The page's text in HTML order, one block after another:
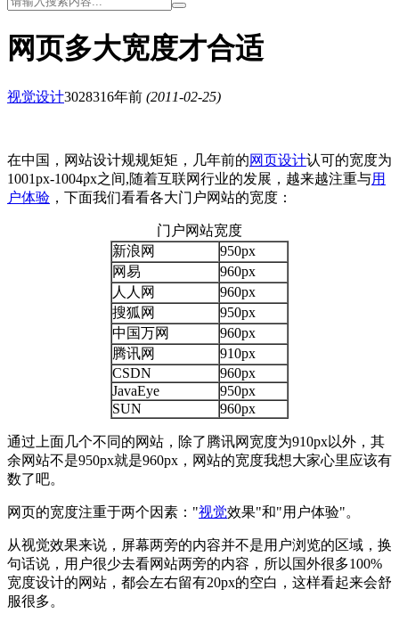
网页多大宽度才合适
视觉设计3028316年前 (2011-02-25)
在中国，网站设计规规矩矩，几年前的网页设计认可的宽度为
1001px-1004px之间,随着互联网行业的发展，越来越注重与用
户体验 ，下面我们看看各大门户网站的宽度：
门户网站宽度
新浪网
950px
网易
960px
人人网
960px
搜狐网
950px
中国万网
960px
腾讯网
910px
CSDN
960px
JavaEye
950px
SUN
960px
通过上面几个不同的网站，除了腾讯网宽度为910px以外，其
余网站不是950px就是960px，网站的宽度我想大家心里应该有
数了吧。
网页的宽度注重于两个因素："视觉效果"和"用户体验"。
从视觉效果来说，屏幕两旁的内容并不是用户浏览的区域，换
句话说，用户很少去看网站两旁的内容，所以国外很多100%
宽度设计的网站，都会左右留有20px的空白，这样看起来会舒
服很多。